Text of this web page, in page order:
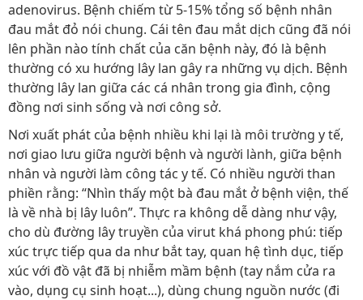
adenovirus. Bệnh chiếm từ 5-15% tổng số bệnh nhân
đau mắt đỏ nói chung. Cái tên đau mắt dịch cũng đã nói
lên phần nào tính chất của căn bệnh này, đó là bệnh
thường có xu hướng lây lan gây ra những vụ dịch. Bệnh
thường lây lan giữa các cá nhân trong gia đình, cộng
đồng nơi sinh sống và nơi công sở.
Nơi xuất phát của bệnh nhiều khi lại là môi trường y tế,
nơi giao lưu giữa người bệnh và người lành, giữa bệnh
nhân và người làm công tác y tế. Có nhiều người than
phiền rằng: “Nhìn thấy một bà đau mắt ở bệnh viện, thế
là về nhà bị lây luôn”. Thực ra không dễ dàng như vậy,
cho dù đường lây truyền của virut khá phong phú: tiếp
xúc trực tiếp qua da như bắt tay, quan hệ tình dục, tiếp
xúc với đồ vật đã bị nhiễm mầm bệnh (tay nắm cửa ra
vào, dụng cụ sinh hoạt...), dùng chung nguồn nước (đi